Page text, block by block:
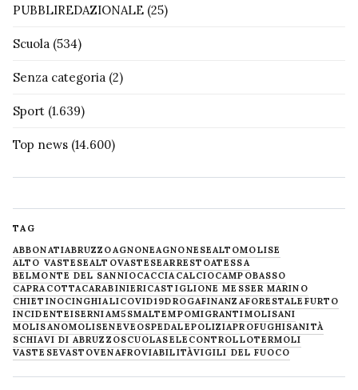
PUBBLIREDAZIONALE (25)
Scuola (534)
Senza categoria (2)
Sport (1.639)
Top news (14.600)
TAG
ABBONATIABRUZZOAGNONEAGNONESEALTOMOLISE
ALTO VASTESEALTOVASTESEARRESTOATESSA
BELMONTE DEL SANNIOCACCIACALCIOCAMPOBASSO
CAPRACOTTACARABINIERICASTIGLIONE MESSER MARINO
CHIETINOCINGHIALICOVID19DROGAFINANZAFORESTALE FURTO
INCIDENTEISERNIAM5SMALTEMPOMIGRANTIMOLISANI
MOLISANOMOLISENEVE OSPEDALEPOLIZIAPROFUGHISANITÀ
SCHIAVI DI ABRUZZOSCUOLASELECONTROLLOTERMOLI
VASTESEVASTOVENAFROVIABILITÀVIGILI DEL FUOCO